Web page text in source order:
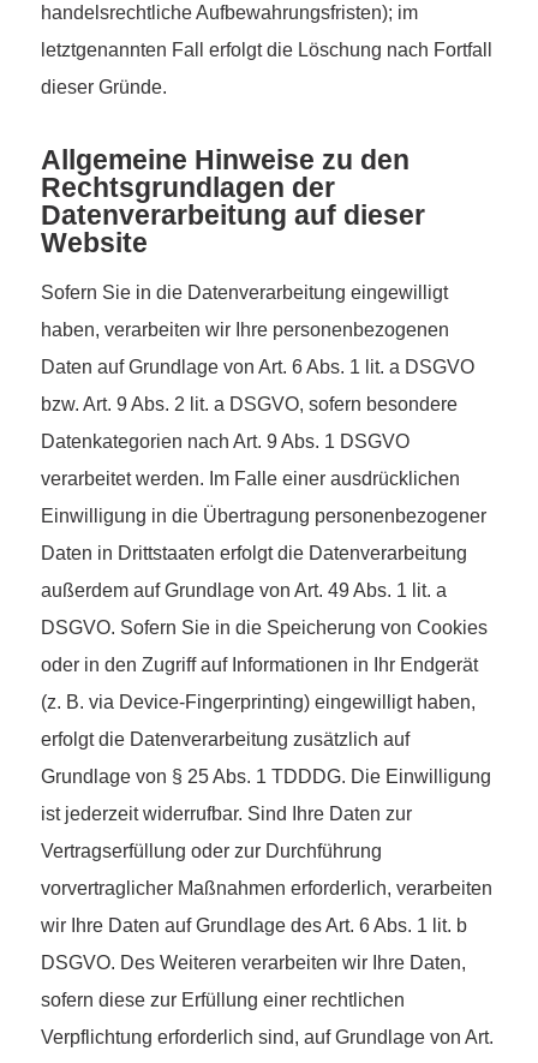
handelsrechtliche Aufbewahrungsfristen); im
letztgenannten Fall erfolgt die Löschung nach Fortfall
dieser Gründe.
Allgemeine Hinweise zu den
Rechtsgrundlagen der
Datenverarbeitung auf dieser
Website
Sofern Sie in die Datenverarbeitung eingewilligt
haben, verarbeiten wir Ihre personenbezogenen
Daten auf Grundlage von Art. 6 Abs. 1 lit. a DSGVO
bzw. Art. 9 Abs. 2 lit. a DSGVO, sofern besondere
Datenkategorien nach Art. 9 Abs. 1 DSGVO
verarbeitet werden. Im Falle einer ausdrücklichen
Einwilligung in die Übertragung personenbezogener
Daten in Drittstaaten erfolgt die Datenverarbeitung
außerdem auf Grundlage von Art. 49 Abs. 1 lit. a
DSGVO. Sofern Sie in die Speicherung von Cookies
oder in den Zugriff auf Informationen in Ihr Endgerät
(z. B. via Device-Fingerprinting) eingewilligt haben,
erfolgt die Datenverarbeitung zusätzlich auf
Grundlage von § 25 Abs. 1 TDDDG. Die Einwilligung
ist jederzeit widerrufbar. Sind Ihre Daten zur
Vertragserfüllung oder zur Durchführung
vorvertraglicher Maßnahmen erforderlich, verarbeiten
wir Ihre Daten auf Grundlage des Art. 6 Abs. 1 lit. b
DSGVO. Des Weiteren verarbeiten wir Ihre Daten,
sofern diese zur Erfüllung einer rechtlichen
Verpflichtung erforderlich sind, auf Grundlage von Art.